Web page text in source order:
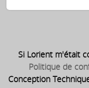
Si Lorient m'était
Politique de
Conception